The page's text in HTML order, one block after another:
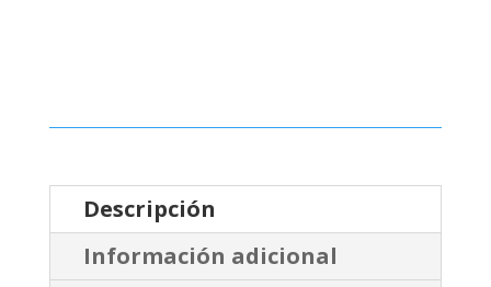
Descripción
Información adicional